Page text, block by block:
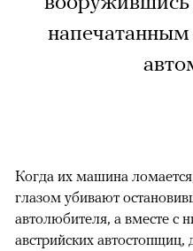
Когда их машина
глазом убивают
автолюбителя, а вместе с
австрийских